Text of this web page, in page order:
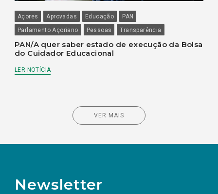
Açores Aprovadas Educação
PAN
Parlamento Açoriano
Pessoas Transparência
PAN/A quer saber estado de execução da Bolsa
do Cuidador Educacional
LER NOTÍCIA
VER MAIS
Newsletter